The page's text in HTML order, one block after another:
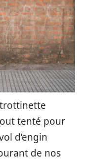
tenté pour
d’engin
de nos